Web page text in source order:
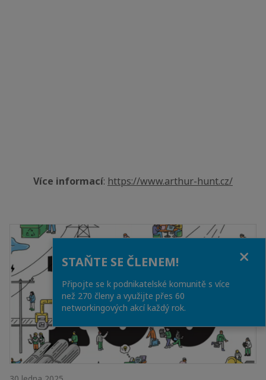
Více informací: https://www.arthur-hunt.cz/
STAŇTE SE ČLENEM!
Připojte se k podnikatelské komunitě s více
než 270 členy a využijte přes 60
networkingových akcí každý rok.